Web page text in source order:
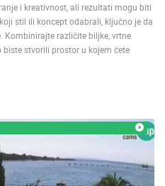
- VELIKA ĐIGA VRBOSKA
VRBOSKA
TRANSPORT I PROMET
i kreativnost, ali rezultati mogu biti
stil ili koncept odabrali, ključno je da
Kombinirajte različite biljke, vrtne
stvorili prostor u kojem ćete